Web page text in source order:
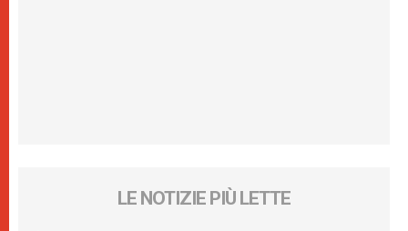
LE NOTIZIE PIÙ LETTE